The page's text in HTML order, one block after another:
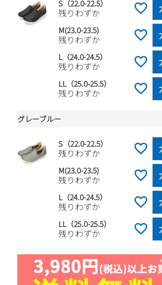
S（22.0-22.5）
残りわずか
M(23.0-23.5)
残りわずか
L（24.0-24.5）
残りわずか
LL（25.0-25.5）
残りわずか
グレーブルー
S（22.0-22.5）
残りわずか
M(23.0-23.5)
残りわずか
L（24.0-24.5）
残りわずか
LL（25.0-25.5）
残りわずか